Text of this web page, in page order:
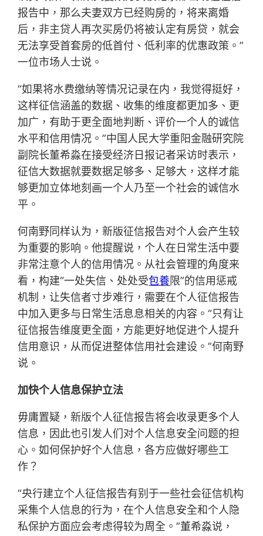
报告中，那么夫妻双方已经购房的，将来离婚
后，非主贷人再次买房仍将被认定有房贷，就会
无法享受首套房的低首付、低利率的优惠政策。”
一位市场人士说。
“如果将水费缴纳等情况记录在内，我觉得挺好，
这样征信涵盖的数据、收集的维度都更加多、更
加广，有助于更全面地判断、评价一个人的诚信
水平和信用情况。”中国人民大学重阳金融研究院
副院长董希淼在接受经济日报记者采访时表示，
征信大数据就要数据足够多、足够大，这样才能
够更加立体地刻画一个人乃至一个社会的诚信水
平。
何南野同样认为，新版征信报告对个人会产生较
为重要的影响。他提醒说，个人在日常生活中要
非常注意个人的信用情况。从社会管理的角度来
看，构建“一处失信、处处受包養限”的信用惩戒
机制，让失信者寸步难行，需要在个人征信报告
中加入更多与日常生活息息相关的内容。“只有让
征信报告维度更全面，方能更好地促进个人提升
信用意识，从而促进整体信用社会建设。”何南野
说。
加快个人信息保护立法
毋庸置疑，新版个人征信报告将会收录更多个人
信息，因此也引发人们对个人信息安全问题的担
心。如何保护好个人信息，各方应做好哪些工
作？
“央行建立个人征信报告有别于一些社会征信机构
采集个人信息的行为，在个人信息安全和个人隐
私保护方面应会考虑得较为周全。”董希淼说，